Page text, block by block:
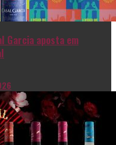
Garcia aposta em